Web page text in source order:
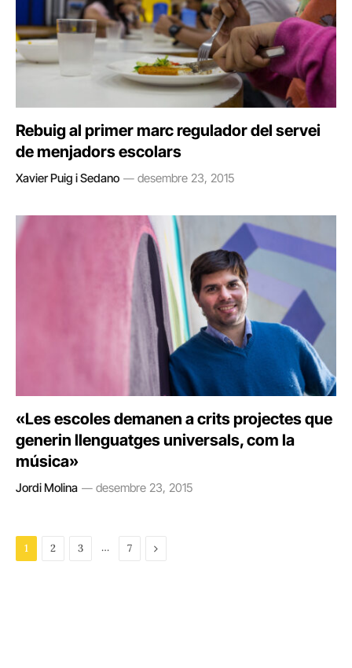
Rebuig al primer marc regulador del servei
de menjadors escolars
Xavier Puig i Sedano desembre 23, 2015
«Les escoles demanen a crits projectes que
generin llenguatges universals, com la
música»
Jordi Molina desembre 23, 2015
1 2 3 … 7 Next